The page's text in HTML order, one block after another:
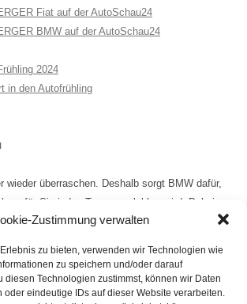
Zustimmung verwalten
zu bieten, verwenden wir Technologien wie
zu speichern und/oder darauf
diesen Technologien zustimmst, können wir Daten
oder eindeutige IDs auf dieser Website verarbeiten.
Fiat auf der AutoSchau24
BMW auf der AutoSchau24
2024
in den Autofrühling
wieder überraschen. Deshalb sorgt BMW dafür,
für Sie jeden Tag neu erlebbar wird. Dabei
Design oder die sprichwörtliche BMW Dynamik,
die das Autofahren immer wieder neu erfinden.